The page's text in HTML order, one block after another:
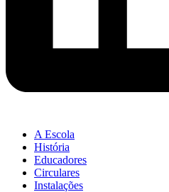
A Escola
História
Educadores
Circulares
Instalações